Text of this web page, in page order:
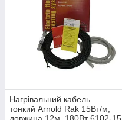
Нагрівальний кабель
тонкий Arnold Rak 15Вт/м,